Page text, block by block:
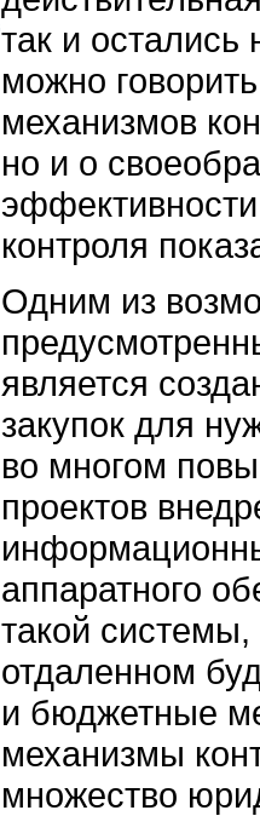
так и
можно
механизмов
но и о
контроля
Одним из
является
закупок для
во многом
проектов
аппаратного
такой
отдаленном
и бюджетные
механизмы
множество